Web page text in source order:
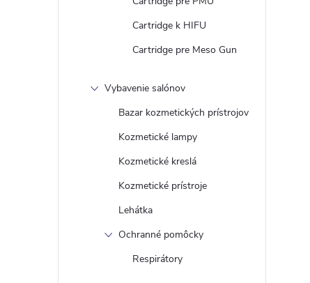
Cartridge k HIFU
Cartridge pre Meso Gun
Vybavenie salónov
Bazar kozmetických prístrojov
Kozmetické lampy
Kozmetické kreslá
Kozmetické prístroje
Lehátka
Ochranné pomôcky
Respirátory